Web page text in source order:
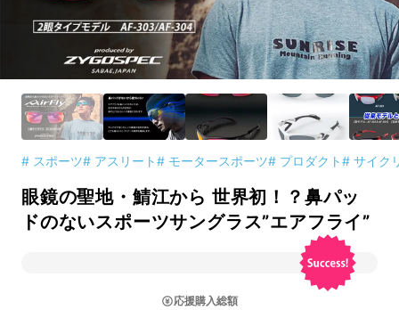
# スポーツ# アスリート# モータースポーツ# プロダクト# サイク
眼鏡の聖地・鯖江から 世界初！？鼻パッ
ドのないスポーツサングラス”エアフライ”
応援購入総額